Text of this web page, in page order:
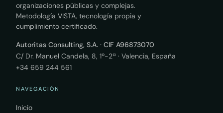
organizaciones públicas y complejas.
Metodología VISTA, tecnología propia y
cumplimiento certificado.
Autoritas Consulting, S.A. · CIF A96873070
C/ Dr. Manuel Candela, 8, 1º-2ª · Valencia, España
+34 659 244 561
NAVEGACIÓN
Inicio